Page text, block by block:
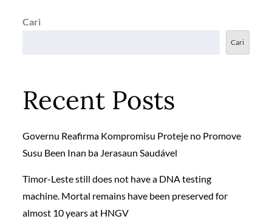
Cari
Cari
Recent Posts
Governu Reafirma Kompromisu Proteje no Promove
Susu Been Inan ba Jerasaun Saudável
Timor-Leste still does not have a DNA testing
machine. Mortal remains have been preserved for
almost 10 years at HNGV